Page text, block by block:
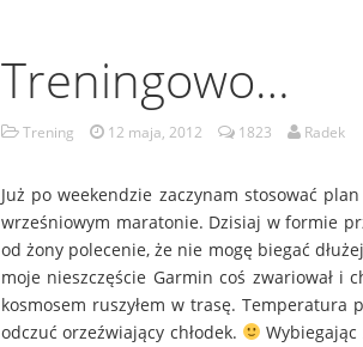
Treningowo…
Trening 12 maja, 2012 1823 Radek
Już po weekendzie zaczynam stosować
wrześniowym maratonie. Dzisiaj w formie
od żony polecenie, że nie mogę biegać
moje nieszczęście Garmin coś zwariował i
kosmosem ruszyłem w trasę. Temperatura
odczuć orzeźwiający chłodek.